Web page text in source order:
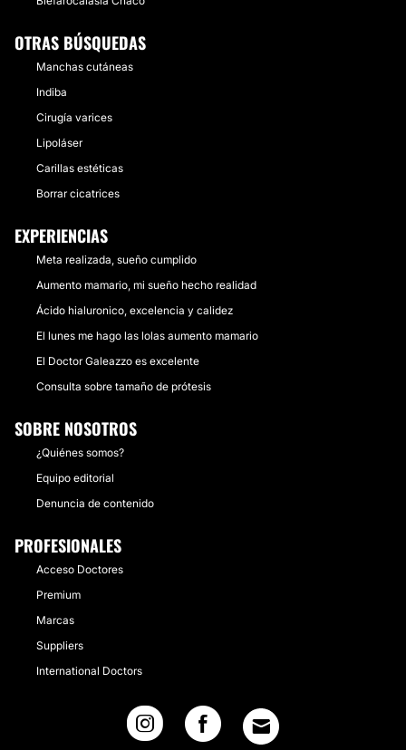
OTRAS BÚSQUEDAS
Manchas cutáneas
Indiba
Cirugía varices
Lipoláser
Carillas estéticas
Borrar cicatrices
EXPERIENCIAS
Meta realizada, sueño cumplido
Aumento mamario, mi sueño hecho realidad
Ácido hialuronico, excelencia y calidez
El lunes me hago las lolas aumento mamario
El Doctor Galeazzo es excelente
Consulta sobre tamaño de prótesis
SOBRE NOSOTROS
¿Quiénes somos?
Equipo editorial
Denuncia de contenido
PROFESIONALES
Acceso Doctores
Premium
Marcas
Suppliers
International Doctors